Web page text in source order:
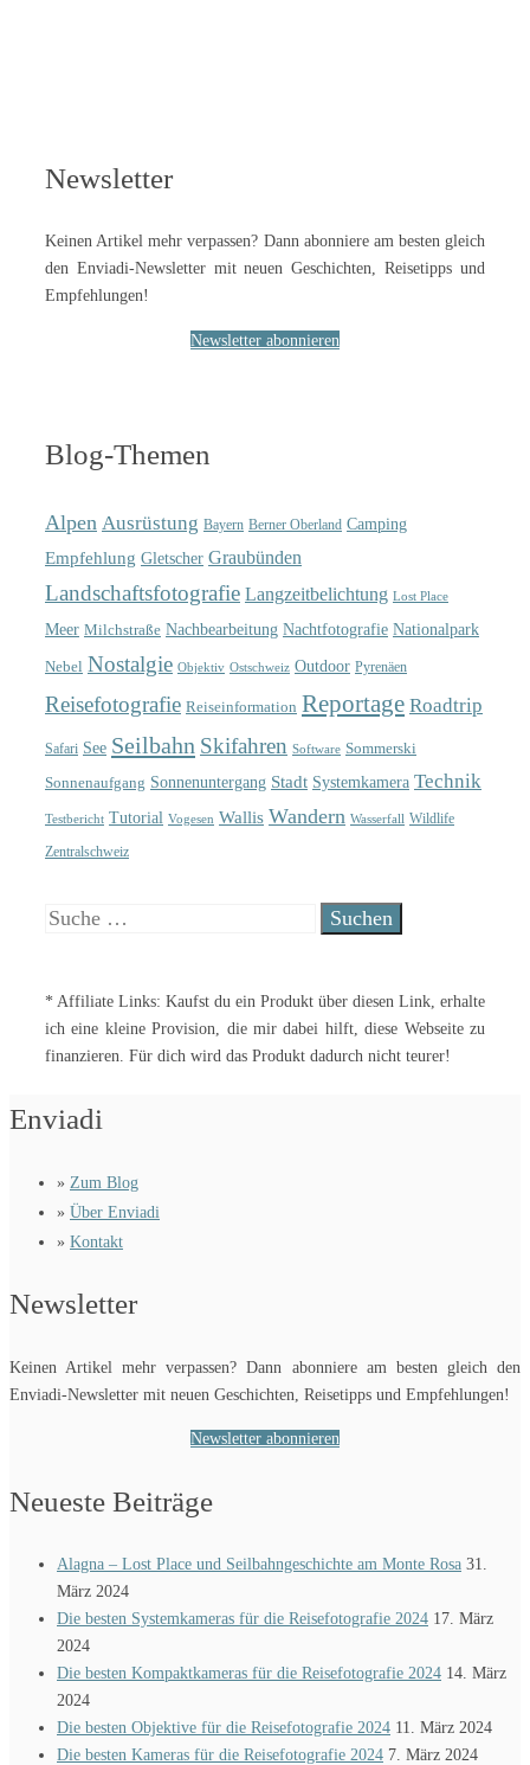
Newsletter
Keinen Artikel mehr verpassen? Dann abonniere am besten gleich
den Enviadi-Newsletter mit neuen Geschichten, Reisetipps und
Empfehlungen!
Newsletter abonnieren
Blog-Themen
Alpen Ausrüstung Bayern Berner Oberland Camping
Empfehlung Gletscher Graubünden
Landschaftsfotografie Langzeitbelichtung Lost Place
Meer Milchstraße Nachbearbeitung Nachtfotografie Nationalpark
Nebel Nostalgie Objektiv Ostschweiz Outdoor Pyrenäen
Reisefotografie Reiseinformation Reportage Roadtrip
Safari See Seilbahn Skifahren Software Sommerski
Sonnenaufgang Sonnenuntergang Stadt Systemkamera Technik
Testbericht Tutorial Vogesen Wallis Wandern Wasserfall Wildlife
Zentralschweiz
Suche
* Affiliate Links: Kaufst du ein Produkt über diesen Link, erhalte
ich eine kleine Provision, die mir dabei hilft, diese Webseite zu
finanzieren. Für dich wird das Produkt dadurch nicht teurer!
Enviadi
» Zum Blog
» Über Enviadi
» Kontakt
Newsletter
Keinen Artikel mehr verpassen? Dann abonniere am besten gleich den
Enviadi-Newsletter mit neuen Geschichten, Reisetipps und Empfehlungen!
Newsletter abonnieren
Neueste Beiträge
Alagna – Lost Place und Seilbahngeschichte am Monte Rosa 31.
März 2024
Die besten Systemkameras für die Reisefotografie 2024 17. März
2024
Die besten Kompaktkameras für die Reisefotografie 2024 14. März
2024
Die besten Objektive für die Reisefotografie 2024 11. März 2024
Die besten Kameras für die Reisefotografie 2024 7. März 2024